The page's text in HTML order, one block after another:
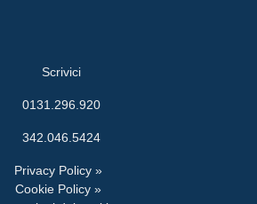
Scrivici
0131.296.920
342.046.5424
Privacy Policy »
Cookie Policy »